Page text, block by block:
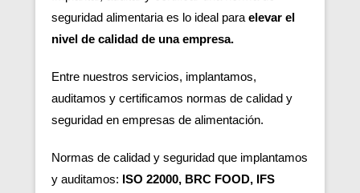
seguridad alimentaria es lo ideal para elevar el
nivel de calidad de una empresa.
Entre nuestros servicios, implantamos,
auditamos y certificamos normas de calidad y
seguridad en empresas de alimentación.
Normas de calidad y seguridad que implantamos
y auditamos: ISO 22000, BRC FOOD, IFS